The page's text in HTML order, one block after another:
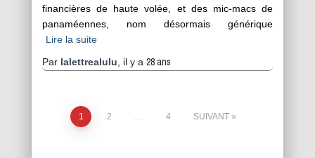
financières de haute volée, et des mic-macs de
panaméennes, nom désormais générique
Lire la suite
Par lalettrealulu, il y a 28 ans
Pagination
1 2 … 4 SUIVANT